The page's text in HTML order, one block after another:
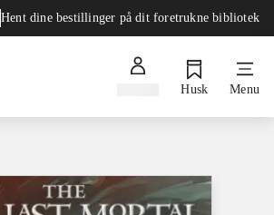
Hent dine bestillinger på dit foretrukne bibliotek
Husk Menu